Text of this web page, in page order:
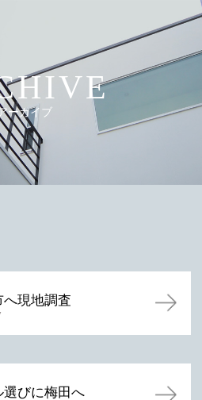
ーカイブ
へ現地調査
選びに梅田へ